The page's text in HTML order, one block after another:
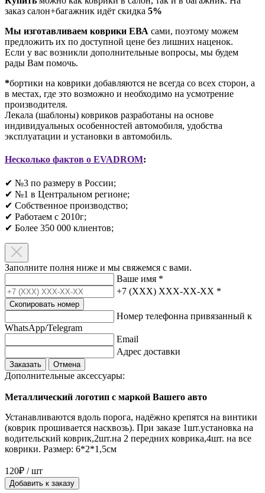
заказ салон+багажник идёт скидка 5%
Мы изготавливаем коврики ЕВА сами, поэтому можем
предложить их по доступной цене без лишних наценок.
Если у вас возникли дополнительные вопросы, мы будем
рады Вам помочь.
*бортики на коврики добавляются не всегда со всех сторон, а
в местах, где это возможно и необходимо на усмотрение
производителя.
Лекала (шаблоны) ковриков разработаны на основе
индивидуальных особенностей автомобиля, удобства
эксплуатации и установки в автомобиль.
Несколько фактов о EVADROM:
✔ №3 по размеру в России;
✔ №1 в Центральном регионе;
✔ Собственное производство;
✔ Работаем с 2010г;
✔ Более 350 000 клиентов;​
Заполните полня ниже и мы свяжемся с вами.
Ваше имя *
+7 (XXX) XXX-XX-XX *
Скопировать номер
Номер телефонна привязанный к
WhatsApp/Telegram
Email
Адрес доставки
Заказать Отмена
Дополнительные аксессуары:
Металлический логотип с маркой Вашего авто
Устанавливаются вдоль порога, надёжно крепятся на винтики
(коврик прошивается насквозь). При заказе 1шт.установка на
водительский коврик,2шт.на 2 передних коврика,4шт. на все
коврики. Размер: 6*2*1,5см
120₽ / шт
Добавить к заказу